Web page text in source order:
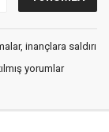
inançlara saldırı
yorumlar